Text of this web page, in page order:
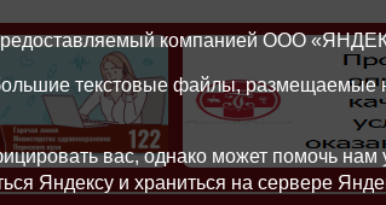
компанией ООО
текстовые файлы, размещаемые
вас, однако может помочь
Яндексу и храниться на сервере